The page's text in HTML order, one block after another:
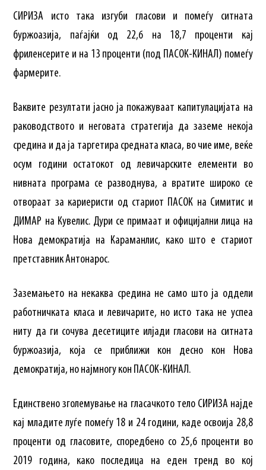
СИРИЗА исто така изгуби гласови и помеѓу ситната
буржоазија, паѓајќи од 22,6 на 18,7 проценти кај
фриленсерите и на 13 проценти (под ПАСОК-КИНАЛ) помеѓу
фармерите.
Ваквите резултати јасно ја покажуваат капитулацијата на
раководството и неговата стратегија да заземе некоја
средина и да ја таргетира средната класа, во чие име, веќе
осум години остатокот од левичарските елементи во
нивната програма се разводнува, а вратите широко се
отвораат за кариеристи од стариот ПАСОК на Симитис и
ДИМАР на Кувелис. Дури се примаат и официјални лица на
Нова демократија на Караманлис, како што е стариот
претставник Антонарос.
Заземањето на некаква средина не само што ја оддели
работничката класа и левичарите, но исто така не успеа
ниту да ги сочува десетиците илјади гласови на ситната
буржоазија, која се приближи кон десно кон Нова
демократија, но најмногу кон ПАСОК-КИНАЛ.
Единствено зголемување на гласачкото тело СИРИЗА најде
кај младите луѓе помеѓу 18 и 24 години, каде освоија 28,8
проценти од гласовите, споредбено со 25,6 проценти во
2019 година, како последица на еден тренд во кој